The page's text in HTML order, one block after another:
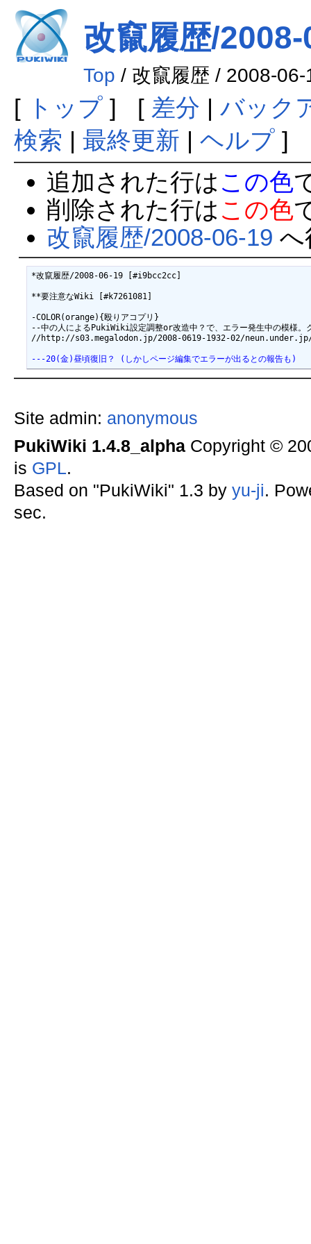
改竄履歴/
Top / 改竄履歴 / 2008-06-
[ トップ] [ 差分 | バック
検索 | 最終更新 | ヘルプ]
追加された行は この色
削除された行は この色
改竄履歴/2008-06-19 へ
*改竄履歴/2008-06-19 [#i9bcc2cc]
**要注意なWiki [#k7261081]
-COLOR(orange){殴りアコプリ}
--中の人によるPukiWiki設定調整or改造中？で、エラー発生中の模様。
---20(金)昼頃復旧？ (しかしページ編集でエラーが出るとの報告も)
Site admin: anonymous
PukiWiki 1.4.8_alphaCopyright ©
is GPL.
Based on "PukiWiki" 1.3 by yu-ji.
sec.